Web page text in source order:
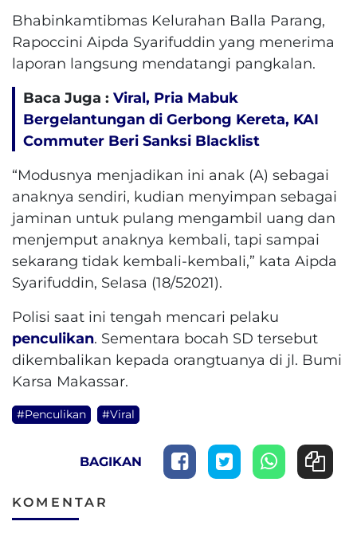
Bhabinkamtibmas Kelurahan Balla Parang,
Rapoccini Aipda Syarifuddin yang menerima
laporan langsung mendatangi pangkalan.
Baca Juga : Viral, Pria Mabuk
Bergelantungan di Gerbong Kereta, KAI
Commuter Beri Sanksi Blacklist
“Modusnya menjadikan ini anak (A) sebagai
anaknya sendiri, kudian menyimpan sebagai
jaminan untuk pulang mengambil uang dan
menjemput anaknya kembali, tapi sampai
sekarang tidak kembali-kembali,” kata Aipda
Syarifuddin, Selasa (18/52021).
Polisi saat ini tengah mencari pelaku
penculikan. Sementara bocah SD tersebut
dikembalikan kepada orangtuanya di jl. Bumi
Karsa Makassar.
#Penculikan #Viral
BAGIKAN
KOMENTAR